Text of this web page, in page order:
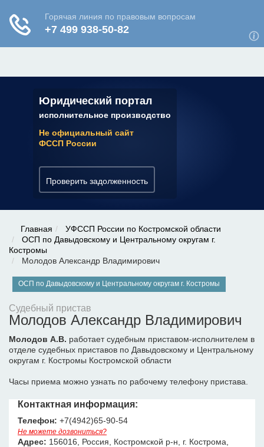
Юридический портал
исполнительное производство
Не официальный сайт
ФССП России
Проверить задолженность
✆ 7 (800) 350-22-64
Главная
УФССП России по Костромской области
ОСП по Давыдовскому и Центральному округам г.
Костромы
Молодов Александр Владимирович
ОСП по Давыдовскому и Центральному округам г. Костромы
Судебный пристав
Молодов Александр Владимирович
Молодов А.В. работает судебным приставом-исполнителем в
отделе судебных приставов по Давыдовскому и Центральному
округам г. Костромы Костромской области
Часы приема можно узнать по рабочему телефону пристава.
Контактная информация:
Телефон: +7(4942)65-90-54
Не можете дозвониться?
Адрес: 156016, Россия, Костромской р-н, г. Кострома,